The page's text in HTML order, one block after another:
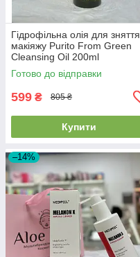
Гідрофільна олія для зняття
макіяжу Purito From Green
Cleansing Oil 200ml
Готово до відправки
599 ₴ 805 ₴
Купити
–14%